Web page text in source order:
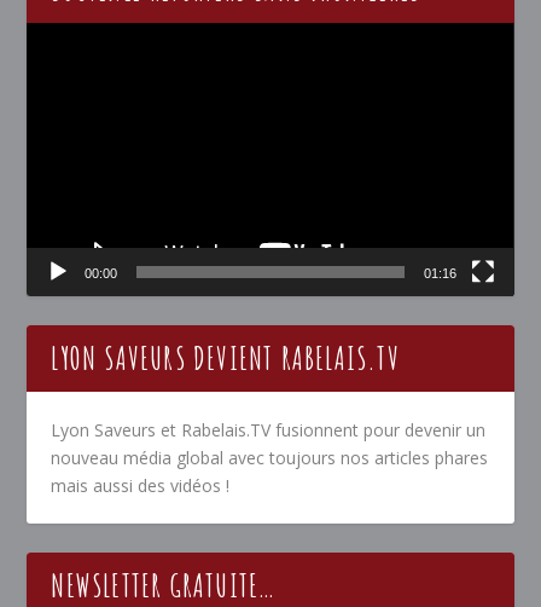
00:00 01:16
LYON SAVEURS DEVIENT RABELAIS.TV
Lyon Saveurs et Rabelais.TV fusionnent pour devenir un
nouveau média global avec toujours nos articles phares
mais aussi des vidéos !
NEWSLETTER GRATUITE…